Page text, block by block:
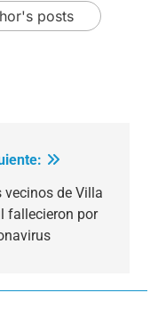
posts
vecinos de Villa
fallecieron por